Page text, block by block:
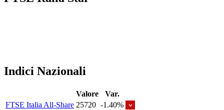
Indici Nazionali
Valore
Var.
FTSE Italia All-Share 25720 -1.40%